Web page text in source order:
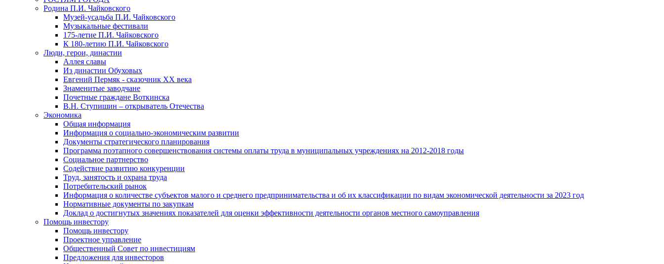
Родина П.И. Чайковского
Музей-усадьба П.И. Чайковского
Музыкальные фестивали
175-летие П.И. Чайковского
К 180-летию П.И. Чайковского
Люди, герои, династии
Аллея славы
Из династии Обуховых
Евгений Пермяк - сказочник XX века
Знаменитые заводчане
Почетные граждане Воткинска
В.Н. Ступишин – открыватель Отечества
Экономика
Общая информация
Информация о социально-экономическим развитии
Документы стратегического планирования
Программа поэтапного совершенствования системы оплаты труда в муниципальных учреждениях на 2012-2018 годы
Социальное партнерство
Содействие развитию конкуренции
Труд, занятость и охрана труда
Потребительский рынок
Информация о количестве субъектов малого и среднего предпринимательства и об их классификации по видам экономической деятельности за 2023 год
Нормативные документы по закупкам
Доклад о достигнутых значениях показателей для оценки эффективности деятельности органов местного самоуправления
Помощь инвестору
Помощь инвестору
Проектное управление
Общественный Совет по инвестициям
Предложения для инвесторов